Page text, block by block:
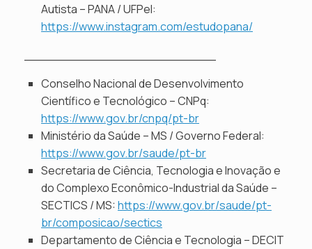
Autista – PANA / UFPel:
https://www.instagram.com/estudopana/
Conselho Nacional de Desenvolvimento
Científico e Tecnológico – CNPq:
https://www.gov.br/cnpq/pt-br
Ministério da Saúde – MS / Governo Federal:
https://www.gov.br/saude/pt-br
Secretaria de Ciência, Tecnologia e Inovação e
do Complexo Econômico-Industrial da Saúde –
SECTICS / MS:https://www.gov.br/saude/pt-
br/composicao/sectics
Departamento de Ciência e Tecnologia – DECIT